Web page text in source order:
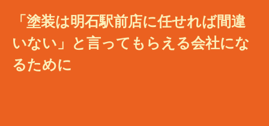
「塗装は明石駅前店に任せれば間違
いない」と言ってもらえる会社にな
るために